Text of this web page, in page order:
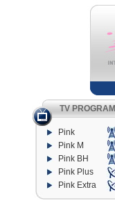
TV PROGRAM
Pink
Pink M
Pink BH
Pink Plus
Pink Extra